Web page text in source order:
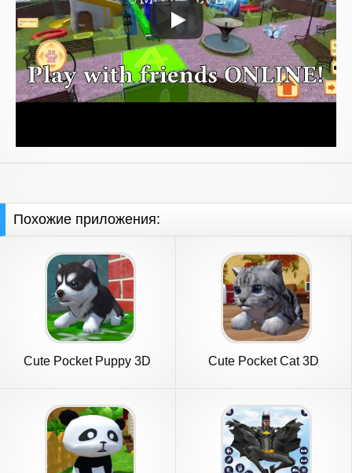
Похожие приложения:
Cute Pocket Puppy 3D Cute Pocket Cat 3D